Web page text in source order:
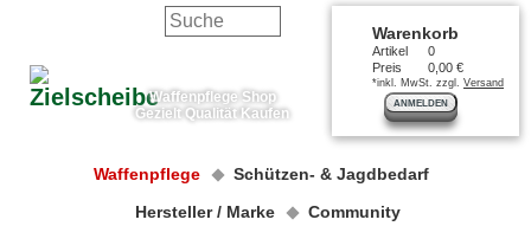
Waffenpflege Shop
Gezielt Qualität Kaufen
Warenkorb
Artikel
0
Preis
0,00 €
*inkl. MwSt. zzgl. Versand
ANMELDEN
Waffenpflege
Schützen- & Jagdbedarf
Hersteller / Marke
Community